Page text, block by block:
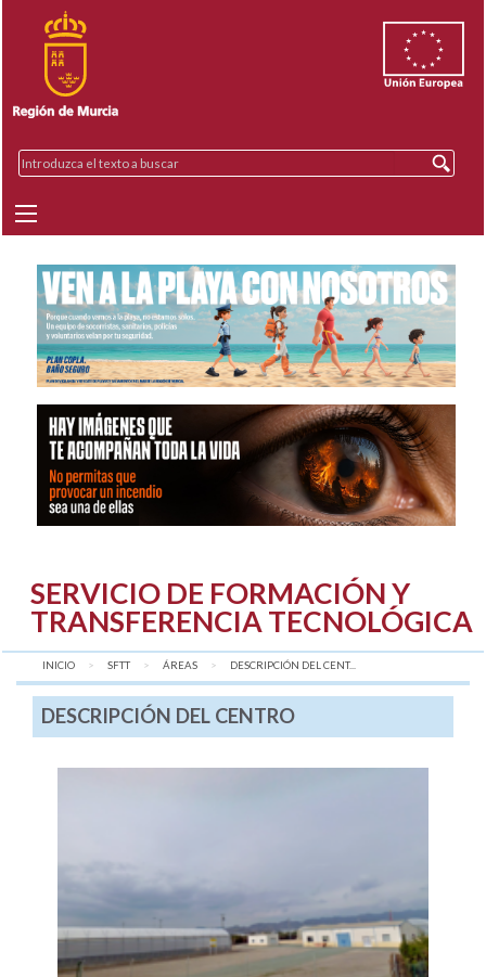
SERVICIO DE FORMACIÓN Y
TRANSFERENCIA TECNOLÓGICA
INICIO SFTT ÁREAS AQUÍ:
DESCRIPCIÓN DEL CENT...
DESCRIPCIÓN DEL CENTRO